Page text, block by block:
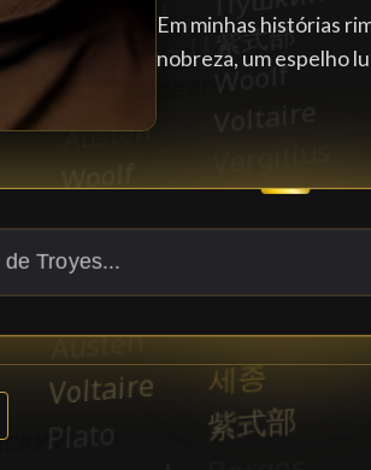
Em minhas histórias
nobreza, um espelho